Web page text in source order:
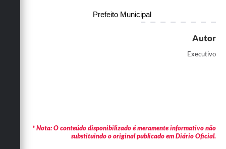
Prefeito Municipal
Autor
Executivo
* Nota: O conteúdo disponibilizado é meramente informativo não
substituindo o original publicado em Diário Oficial.